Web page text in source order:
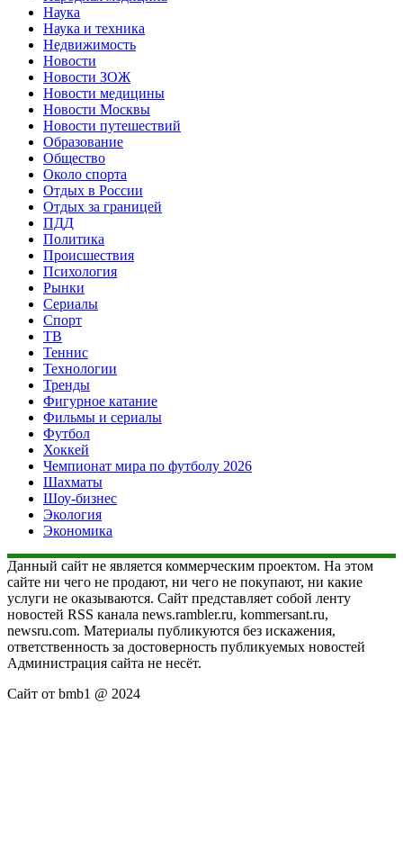
Наука
Наука и техника
Недвижимость
Новости
Новости ЗОЖ
Новости медицины
Новости Москвы
Новости путешествий
Образование
Общество
Около спорта
Отдых в России
Отдых за границей
ПДД
Политика
Происшествия
Психология
Рынки
Сериалы
Спорт
ТВ
Теннис
Технологии
Тренды
Фигурное катание
Фильмы и сериалы
Футбол
Хоккей
Чемпионат мира по футболу 2026
Шахматы
Шоу-бизнес
Экология
Экономика
Данный сайт не является коммерческим проектом. На этом
сайте ни чего не продают, ни чего не покупают, ни какие
услуги не оказываются. Сайт представляет собой ленту
новостей RSS канала news.rambler.ru, kommersant.ru,
newsru.com. Материалы публикуются без искажения,
ответственность за достоверность публикуемых новостей
Администрация сайта не несёт.
Сайт от bmb1 @ 2024